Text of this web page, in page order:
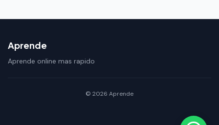
Aprende
Aprende online mas rapido
© 2026 Aprende